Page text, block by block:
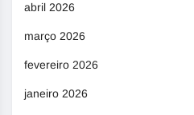
abril 2026
março 2026
fevereiro 2026
janeiro 2026